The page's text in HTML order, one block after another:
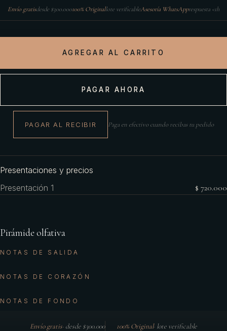
Envío gratisdesde $300.000100% Originallote verificableAsesoría WhatsApprespuesta <1h
AGREGAR AL CARRITO
PAGAR AHORA
PAGAR AL RECIBIR Paga en efectivo cuando recibas tu pedido
Presentaciones y precios
Presentación 1
$ 720.000
Pirámide olfativa
NOTAS DE SALIDA
NOTAS DE CORAZÓN
NOTAS DE FONDO
Envío gratis· desde $300.000 100% Original· lote verificable